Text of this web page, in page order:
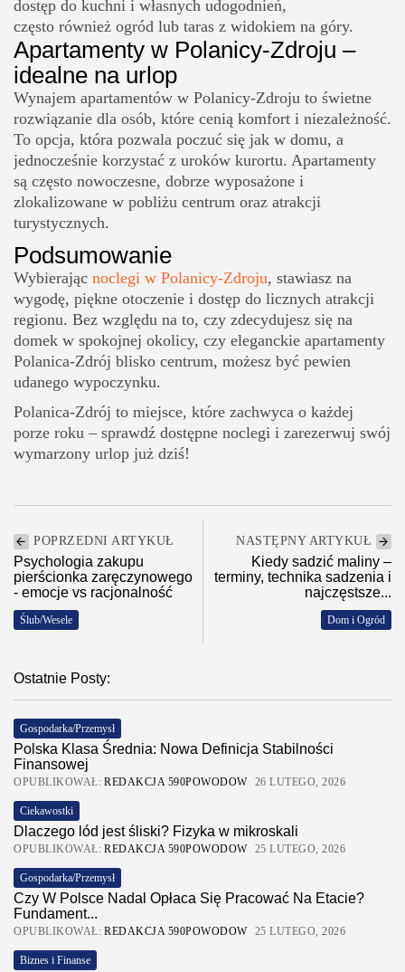
dostęp do kuchni i własnych udogodnień,
często również ogród lub taras z widokiem na góry.
Apartamenty w Polanicy-Zdroju –
idealne na urlop
Wynajem apartamentów w Polanicy-Zdroju to świetne
rozwiązanie dla osób, które cenią komfort i niezależność.
To opcja, która pozwala poczuć się jak w domu, a
jednocześnie korzystać z uroków kurortu. Apartamenty
są często nowoczesne, dobrze wyposażone i
zlokalizowane w pobliżu centrum oraz atrakcji
turystycznych.
Podsumowanie
Wybierając noclegi w Polanicy-Zdroju, stawiasz na
wygodę, piękne otoczenie i dostęp do licznych atrakcji
regionu. Bez względu na to, czy zdecydujesz się na
domek w spokojnej okolicy, czy eleganckie apartamenty
Polanica-Zdrój blisko centrum, możesz być pewien
udanego wypoczynku.
Polanica-Zdrój to miejsce, które zachwyca o każdej
porze roku – sprawdź dostępne noclegi i zarezerwuj swój
wymarzony urlop już dziś!
POPRZEDNI ARTYKUŁ
Psychologia zakupu
pierścionka zaręczynowego
- emocje vs racjonalność
Ślub/Wesele
NASTĘPNY ARTYKUŁ
Kiedy sadzić maliny –
terminy, technika sadzenia i
najczęstsze...
Dom i Ogród
Ostatnie Posty:
Gospodarka/Przemysł
Polska Klasa Średnia: Nowa Definicja Stabilności
Finansowej
OPUBLIKOWAŁ: REDAKCJA 590POWODOW 26 LUTEGO, 2026
Ciekawostki
Dlaczego lód jest śliski? Fizyka w mikroskali
OPUBLIKOWAŁ: REDAKCJA 590POWODOW 25 LUTEGO, 2026
Gospodarka/Przemysł
Czy W Polsce Nadal Opłaca Się Pracować Na Etacie?
Fundament...
OPUBLIKOWAŁ: REDAKCJA 590POWODOW 25 LUTEGO, 2026
Biznes i Finanse